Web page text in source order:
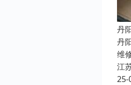
丹
丹
维
江
25-